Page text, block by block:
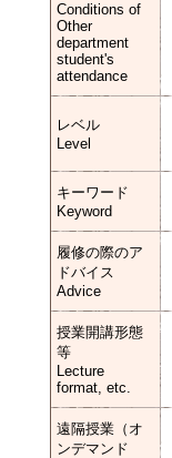
Conditions of
Other
department
student's
attendance
レベル
Level
キーワード
Keyword
履修の際のア
ドバイス
Advice
授業開講形態
等
Lecture
format, etc.
遠隔授業（オ
ンデマンド